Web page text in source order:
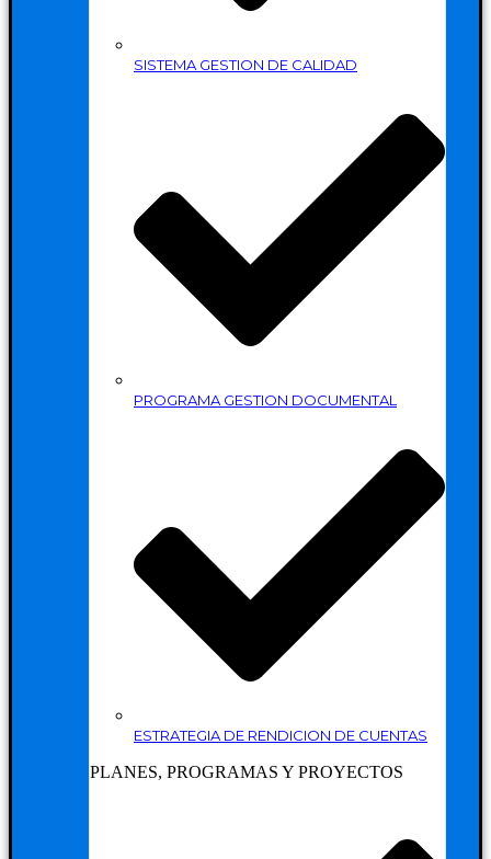
SISTEMA GESTION DE CALIDAD
PROGRAMA GESTION DOCUMENTAL
ESTRATEGIA DE RENDICION DE CUENTAS
PLANES, PROGRAMAS Y PROYECTOS